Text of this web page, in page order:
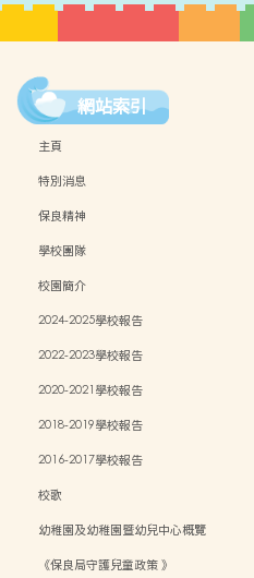
網站索引
主頁
特別消息
保良精神
學校團隊
校園簡介
2024-2025學校報告
2022-2023學校報告
2020-2021學校報告
2018-2019學校報告
2016-2017學校報告
校歌
幼稚園及幼稚園暨幼兒中心概覽
《保良局守護兒童政策 》